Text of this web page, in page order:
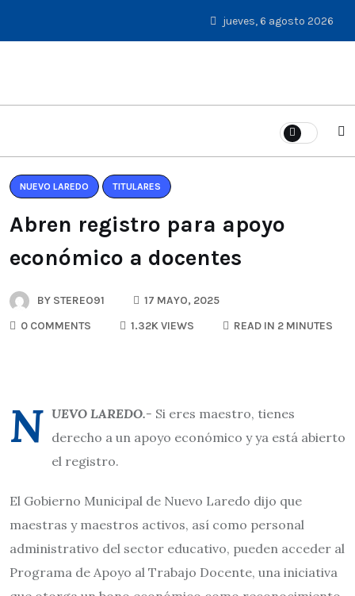
jueves, 6 agosto 2026
NUEVO LAREDO TITULARES
Abren registro para apoyo
económico a docentes
BY STEREO91
17 MAYO, 2025
0 COMMENTS
1.32K VIEWS READ IN 2 MINUTES
N UEVO LAREDO.- Si eres maestro, tienes
derecho a un apoyo económico y ya está abierto
el registro.
El Gobierno Municipal de Nuevo Laredo dijo que
maestras y maestros activos, así como personal
administrativo del sector educativo, pueden acceder al
Programa de Apoyo al Trabajo Docente, una iniciativa